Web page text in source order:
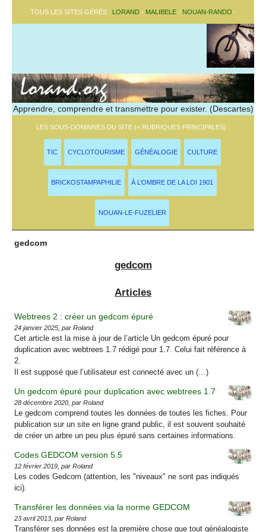
TOUS LES SITES GÉRÉS : LORAND- MALIBELE- NOUAN-RANDO -
Apprendre, comprendre et transmettre pour exister. (Descartes)
LES SOUS-DOMAINES DU SITE (= RUBRIQUES PRINCIPALES) :
TIC CYCLOTOURISME GÉNÉALOGIE CULTURE
BRICKOSTAMPAPHILIE À L’OMBRE DE LA LOI 1901
NOUAN-LE-FUZELIER
gedcom
gedcom
Articles
Webtrees 2 : créer un gedcom épuré
24 janvier 2025, par Roland
Cet article est la mise à jour de l’article Un gedcom épuré pour
duplication avec webtrees 1.7 rédigé pour 1.7. Celui fait référence à
2.
Il est supposé que l’utilisateur est connecté avec un (…)
Un gedcom épuré pour duplication avec webtrees 1.7
28 décembre 2020, par Roland
Le gedcom comprend toutes les données de toutes les fiches. Pour
publication sur un site en ligne grand public, il est souvent souhaité
de créer un arbre un peu plus épuré sans certaines informations.
Codes GEDCOM version 5.5
12 février 2019, par Roland
Les codes Gedcom (attention, les "niveaux" ne sont pas indiqués
ici).
Transférer les données via la norme GEDCOM
23 avril 2013, par Roland
Transférer ses données est la première chose que tout généalogiste